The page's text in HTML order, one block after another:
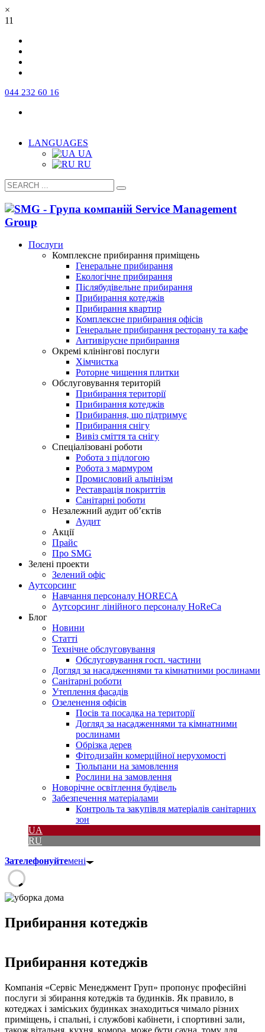
×
11
044 232 60 16
LANGUAGES
UA
RU
Послуги
Комплексне прибирання приміщень
Генеральне прибирання
Екологічне прибирання
Післябудівельне прибирання
Прибирання котеджів
Прибирання квартир
Комплексне прибирання офісів
Генеральне прибирання ресторану та кафе
Антивірусне прибирання
Окремі клінінгові послуги
Хімчистка
Роторне чищення плитки
Обслуговування територій
Прибирання території
Прибирання котеджів
Прибирання, що підтримує
Прибирання снігу
Вивіз сміття та снігу
Спеціалізовані роботи
Робота з підлогою
Робота з мармуром
Промисловий альпінізм
Реставрація покриттів
Санітарні роботи
Незалежний аудит об’єктів
Аудит
Акції
Прайс
Про SMG
Зелені проекти
Зелений офіс
Аутсорсинг
Навчання персоналу HORECA
Аутсорсинг лінійного персоналу HoReCa
Блог
Новини
Статті
Технічне обслуговування
Обслуговування госп. частини
Догляд за насадженнями та кімнатними рослинами
Санітарні роботи
Утеплення фасадів
Озеленення офісів
Посів та посадка на території
Догляд за насадженнями та кімнатними
рослинами
Обрізка дерев
Фітодизайн комерційної нерухомості
Тюльпани на замовлення
Рослини на замовлення
Новорічне освітлення будівель
Забезпечення матеріалами
Контроль та закупівля матеріалів санітарних
зон
UA
RU
Зателефонуйтемені
Прибирання котеджів
Прибирання котеджів
Компанія «Сервіс Менеджмент Груп» пропонує професійні
послуги зі збирання котеджів та будинків. Як правило, в
котеджах і заміських будинках знаходиться чимало різних
приміщень, і спальні, і службові кабінети, і спортивні зали,
також вітальня, кухня, комора, може бути сауна, тому для